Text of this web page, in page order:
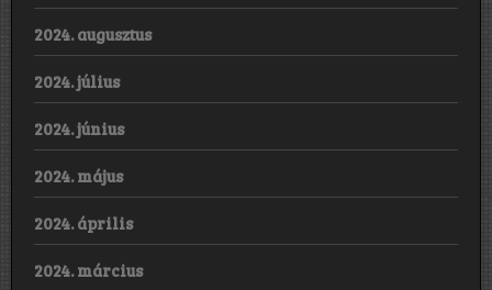
2024. augusztus
2024. július
2024. június
2024. május
2024. április
2024. március